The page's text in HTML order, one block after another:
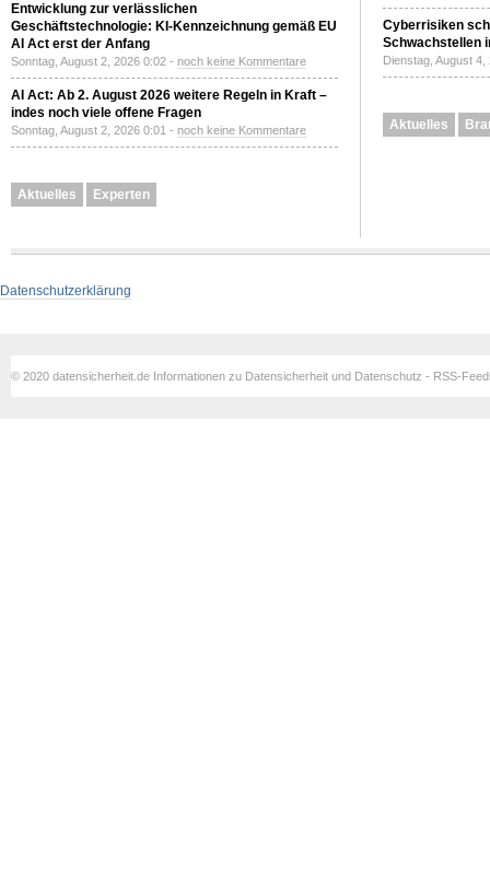
Entwicklung zur verlässlichen
Geschäftstechnologie: KI-Kennzeichnung gemäß EU
AI Act erst der Anfang
Sonntag, August 2, 2026 0:02 - noch keine Kommentare
AI Act: Ab 2. August 2026 weitere Regeln in Kraft –
indes noch viele offene Fragen
Sonntag, August 2, 2026 0:01 - noch keine Kommentare
Aktuelles Experten
Cyberrisiken
Schwachstellen
Dienstag, August
Aktuelles
Datenschutzerklärung
© 2020 datensicherheit.de Informationen zu Datensicherheit und Datenschutz - RSS-